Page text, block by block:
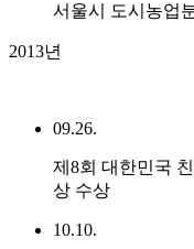
서울시 도시농업
2013년
09.26.
제8회 대한민국
상 수상
10.10.